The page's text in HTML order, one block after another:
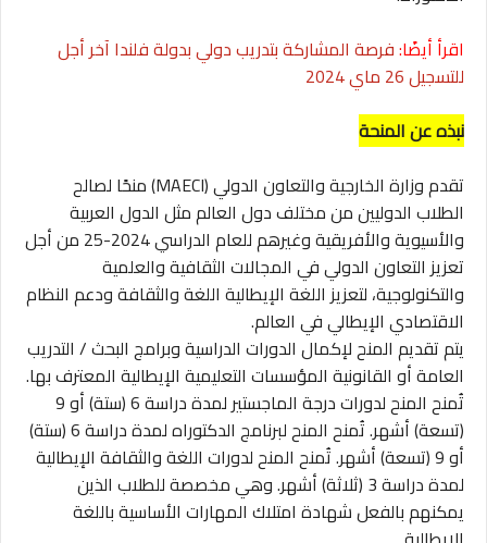
اقرأ أيضًا:فرصة المشاركة بتدريب دولي بدولة فلندا آخر أجل
للتسجيل 26 ماي 2024
نبذه عن المنحة
تقدم وزارة الخارجية والتعاون الدولي (MAECI) منحًا لصالح
الطلاب الدوليين من مختلف دول العالم مثل الدول العربية
والأسيوية والأفريقية وغيرهم للعام الدراسي 2024-25 من أجل
تعزيز التعاون الدولي في المجالات الثقافية والعلمية
والتكنولوجية، لتعزيز اللغة الإيطالية اللغة والثقافة ودعم النظام
الاقتصادي الإيطالي في العالم.
يتم تقديم المنح لإكمال الدورات الدراسية وبرامج البحث / التدريب
العامة أو القانونية المؤسسات التعليمية الإيطالية المعترف بها.
تُمنح المنح لدورات درجة الماجستير لمدة دراسة 6 (ستة) أو 9
(تسعة) أشهر. تُمنح المنح لبرنامج الدكتوراه لمدة دراسة 6 (ستة)
أو 9 (تسعة) أشهر. تُمنح المنح لدورات اللغة والثقافة الإيطالية
لمدة دراسة 3 (ثلاثة) أشهر. وهي مخصصة للطلاب الذين
يمكنهم بالفعل شهادة امتلاك المهارات الأساسية باللغة